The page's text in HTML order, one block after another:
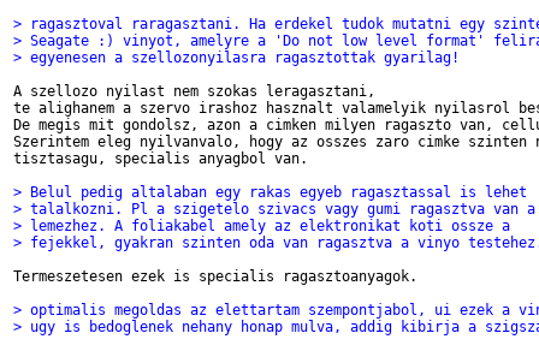
> ragasztoval raragasztani. Ha erdekel tudok mutatni egy
> Seagate :) vinyot, amelyre a 'Do not low level format'
> egyenesen a szellozonyilasra ragasztottak gyarilag!
A szellozo nyilast nem szokas leragasztani,
te alighanem a szervo irashoz hasznalt valamelyik nyilasrol
De megis mit gondolsz, azon a cimken milyen ragaszto van,
Szerintem eleg nyilvanvalo, hogy az osszes zaro cimke szinten
tisztasagu, specialis anyagbol van.
> Belul pedig altalaban egy rakas egyeb ragasztassal is lehet
> talalkozni. Pl a szigetelo szivacs vagy gumi ragasztva van
> lemezhez. A foliakabel amely az elektronikat koti ossze a
> fejekkel, gyakran szinten oda van ragasztva a vinyo
Termeszetesen ezek is specialis ragasztoanyagok.
> optimalis megoldas az elettartam szempontjabol, ui ezek a
> ugy is bedoglenek nehany honap mulva, addig kibirja a